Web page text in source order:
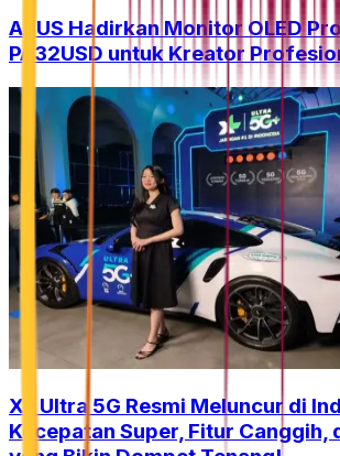
ASUS Hadirkan Monitor OLED
PA32USD untuk Kreator
XL Ultra 5G Resmi Meluncur di
Kecepatan Super, Fitur Canggih,